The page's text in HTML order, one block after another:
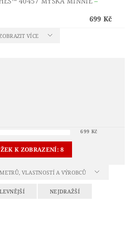
699 Kč
VÍCE
699 Kč
K ZOBRAZENÍ:8
VLASTNOSTÍ A VÝROBCŮ
NEJDRAŽŠÍ